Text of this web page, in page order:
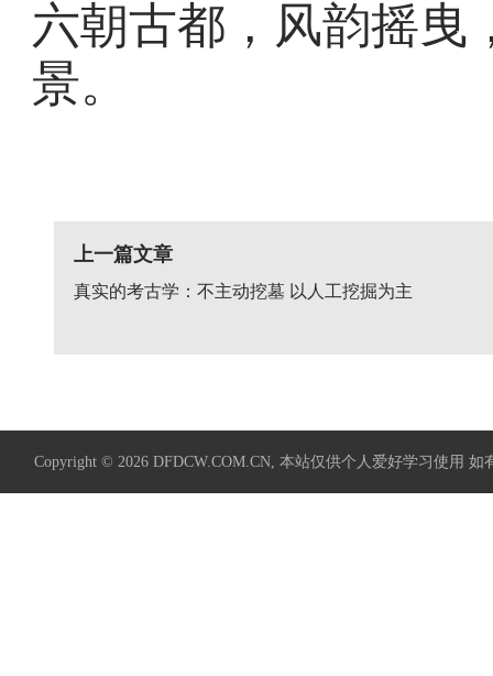
六朝古都，风韵摇曳
景。
上一篇文章
真实的考古学：不主动挖墓 以人工挖掘为主
Copyright © 2026 DFDCW.COM.CN, 本站仅供个人爱好学习使用 如